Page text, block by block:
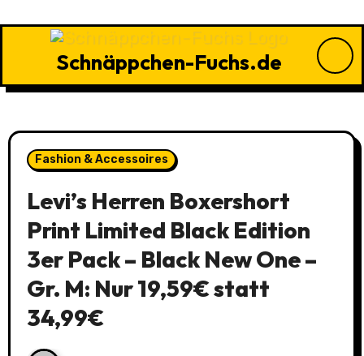
Schnäppchen-Fuchs.de
Fashion & Accessoires
Levi’s Herren Boxershort
Print Limited Black Edition
3er Pack – Black New One –
Gr. M: Nur 19,59€ statt
34,99€